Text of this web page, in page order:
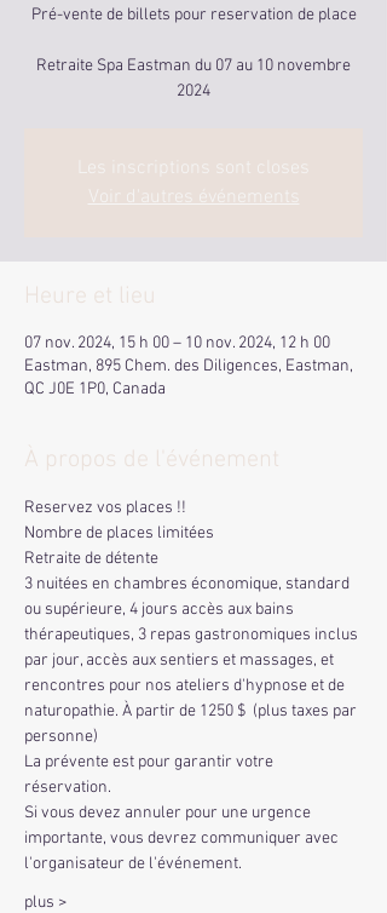
Pré-vente de billets pour reservation de place
Retraite Spa Eastman du 07 au 10 novembre
2024
Les inscriptions sont closes
Voir d'autres événements
Heure et lieu
07 nov. 2024, 15 h 00 – 10 nov. 2024, 12 h 00
Eastman, 895 Chem. des Diligences, Eastman,
QC J0E 1P0, Canada
À propos de l'événement
Reservez vos places !!
Nombre de places limitées
Retraite de détente
3 nuitées en chambres économique, standard
ou supérieure, 4 jours accès aux bains
thérapeutiques, 3 repas gastronomiques inclus
par jour, accès aux sentiers et massages, et
rencontres pour nos ateliers d'hypnose et de
naturopathie. À partir de 1250 $  (plus taxes par
personne)
La prévente est pour garantir votre
réservation.
Si vous devez annuler pour une urgence
importante, vous devrez communiquer avec
l'organisateur de l'événement.
plus >